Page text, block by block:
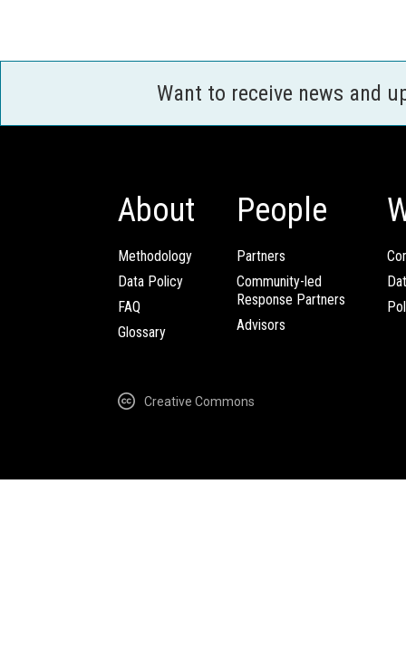
Want to receive news and
About
Methodology
Data Policy
FAQ
Glossary
People
Partners
Community-led
Response Partners
Advisors
Creative Commons